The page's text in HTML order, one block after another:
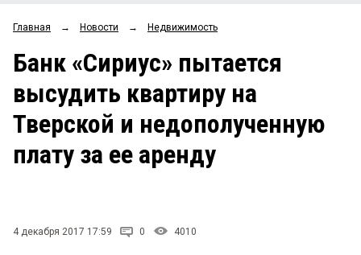
ОБЩЕСТВО
ЗАКОН
НОВОСТИ КОМПАНИЙ
Мнения
Рейтинги
Блоги
Архив
Главная → Новости → Недвижимость
Банк «Сириус» пытается
высудить квартиру на
Тверской и недополученную
плату за ее аренду
4 декабря 2017 17:59 0 4010